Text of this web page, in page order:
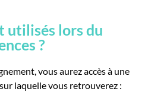
utilisés lors du
?
vous aurez accès à une
sur laquelle vous retrouverez :